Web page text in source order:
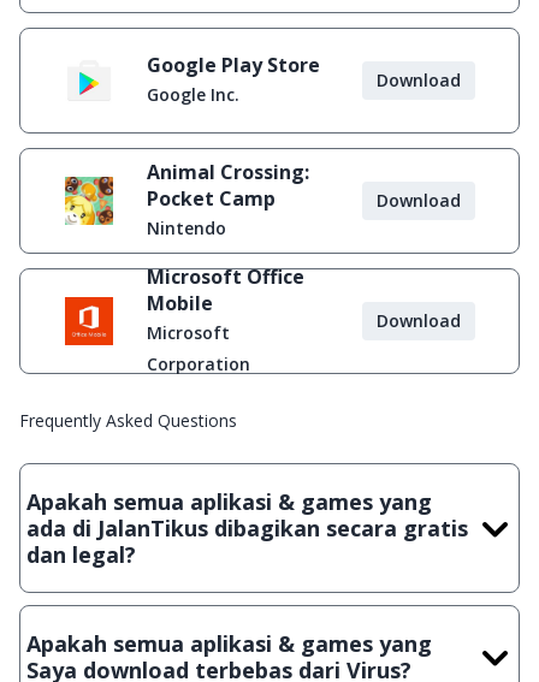
Google Play Store
Google Inc.
Download
Animal Crossing:
Pocket Camp
Nintendo
Download
Microsoft Office
Mobile
Microsoft
Corporation
Download
Frequently Asked Questions
Apakah semua aplikasi & games yang
ada di JalanTikus dibagikan secara gratis
dan legal?
Ya, JalanTikus hanya membagikan aplikasi & games yang
crack, patch atau semacamnya.
Apakah semua aplikasi & games yang
Saya download terbebas dari Virus?